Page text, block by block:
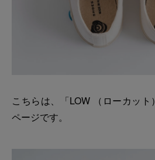
こちらは、「LOW （ローカッ
ページです。